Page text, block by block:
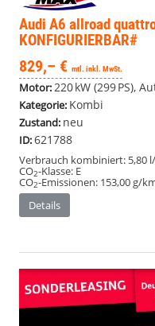
Audi A6 allroad
KONFIGURIERBAR#
829,– € mtl. inkl. MwSt.
Motor: 220 kW (299 PS),
Kategorie: Kombi
Zustand: neu
ID:621788
Verbrauch kombiniert: 5,80
CO2-Klasse: E
CO2-Emissionen: 153,00 g/
Details